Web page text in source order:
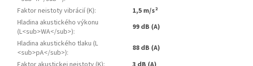
Faktor neistoty vibrácií (K):
1,5 m/s²
Hladina akustického výkonu
(L<sub>WA</sub>):
99 dB (A)
Hladina akustického tlaku (L
<sub>pA</sub>):
88 dB (A)